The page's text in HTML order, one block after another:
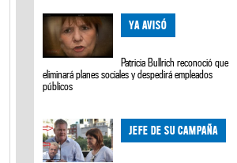
YA AVISÓ
Patricia Bullrich reconoció que
eliminará planes sociales y despedirá empleados
públicos
JEFE DE SU CAMPAÑA